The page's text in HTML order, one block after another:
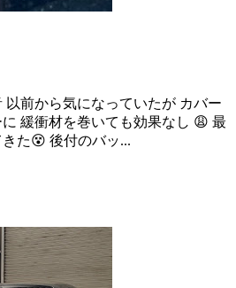
前から気になっていたが カバー
緩衝材を巻いても効果なし 😩 最
た😵 後付のバッ...